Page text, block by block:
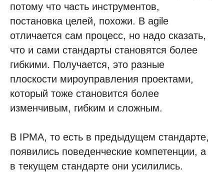
потому что часть инструментов,
постановка целей, похожи. В agile
отличается сам процесс, но надо сказать,
что и сами стандарты становятся более
гибкими. Получается, это разные
плоскости мироуправления проектами,
который тоже становится более
изменчивым, гибким и сложным.
В IPMA, то есть в предыдущем стандарте,
появились поведенческие компетенции, а
в текущем стандарте они усилились.